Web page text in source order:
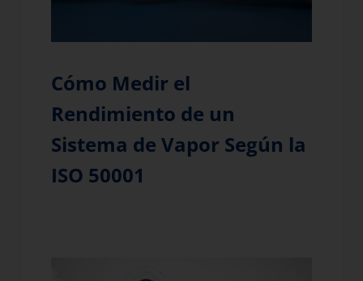
Cómo Medir el
Rendimiento de un
Sistema de Vapor Según la
ISO 50001